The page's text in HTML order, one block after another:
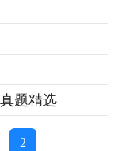
题精选
2